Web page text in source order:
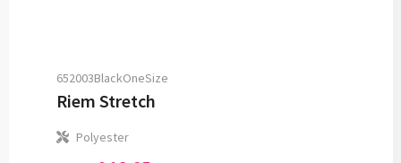
652003BlackOneSize
Riem Stretch
Polyester